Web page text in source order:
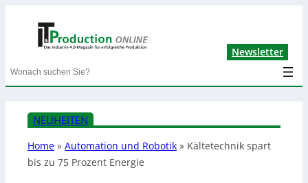
Newsletter
Search
NEUHEITEN
Home » Automation und Robotik » Kältetechnik spart
bis zu 75 Prozent Energie